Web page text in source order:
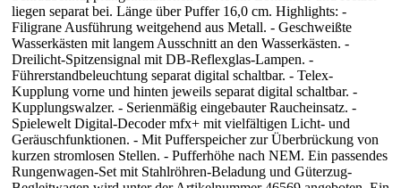
liegen separat bei. Länge über Puffer 16,0 cm. Highlights: -
Filigrane Ausführung weitgehend aus Metall. - Geschweißte
Wasserkästen mit langem Ausschnitt an den Wasserkästen. -
Dreilicht-Spitzensignal mit DB-Reflexglas-Lampen. -
Führerstandbeleuchtung separat digital schaltbar. - Telex-
Kupplung vorne und hinten jeweils separat digital schaltbar. -
Kupplungswalzer. - Serienmäßig eingebauter Raucheinsatz. -
Spielewelt Digital-Decoder mfx+ mit vielfältigen Licht- und
Geräuschfunktionen. - Mit Pufferspeicher zur Überbrückung von
kurzen stromlosen Stellen. - Pufferhöhe nach NEM. Ein passendes
Rungenwagen-Set mit Stahlröhren-Beladung und Güterzug-